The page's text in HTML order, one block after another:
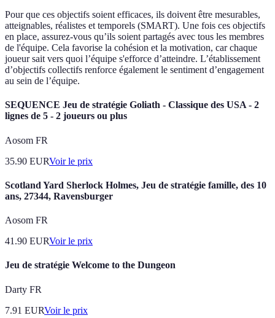
Pour que ces objectifs soient efficaces, ils doivent être mesurables,
atteignables, réalistes et temporels (SMART). Une fois ces objectifs
en place, assurez-vous qu’ils soient partagés avec tous les membres
de l'équipe. Cela favorise la cohésion et la motivation, car chaque
joueur sait vers quoi l’équipe s'efforce d’atteindre. L’établissement
d’objectifs collectifs renforce également le sentiment d’engagement
au sein de l’équipe.
SEQUENCE Jeu de stratégie Goliath - Classique des USA - 2
lignes de 5 - 2 joueurs ou plus
Aosom FR
35.90 EURVoir le prix
Scotland Yard Sherlock Holmes, Jeu de stratégie famille, des 10
ans, 27344, Ravensburger
Aosom FR
41.90 EURVoir le prix
Jeu de stratégie Welcome to the Dungeon
Darty FR
7.91 EURVoir le prix